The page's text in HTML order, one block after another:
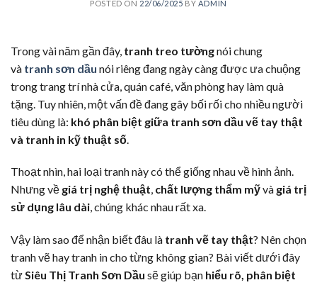
POSTED ON 22/06/2025 BY ADMIN
Trong vài năm gần đây, tranh treo tườngnói chung
và tranh sơn dầu nói riêng đang ngày càng được ưa chuộng
trong trang trí nhà cửa, quán café, văn phòng hay làm quà
tặng. Tuy nhiên, một vấn đề đang gây bối rối cho nhiều người
tiêu dùng là: khó phân biệt giữa tranh sơn dầu vẽ tay thật
và tranh in kỹ thuật số
Thoạt nhìn, hai loại tranh này có thể giống nhau về hình ảnh.
Nhưng về giá trị nghệ thuật, chất lượng thẩm mỹvà giá trị
sử dụng lâu dài, chúng khác nhau rất xa.
Vậy làm sao để nhận biết đâu là tranh vẽ tay thật? Nên chọn
tranh vẽ hay tranh in cho từng không gian? Bài viết dưới đây
từSiêu Thị Tranh Sơn Dầu sẽ giúp bạn hiểu rõ, phân biệt